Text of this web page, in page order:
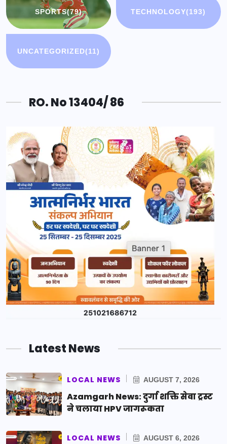
SPORTS(79) TECHNOLOGY(193)
UNCATEGORIZED(11)
RO. No 13404/ 86
Latest News
LOCAL NEWS AUGUST 7, 2026
Azamgarh News: दुर्गा शक्ति सेवा ट्रस्ट
ने चलाया HPV जागरूकता
LOCAL NEWS AUGUST 6, 2026